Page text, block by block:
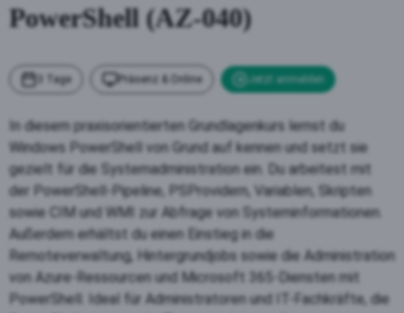
PowerShell (AZ-040)
3 Tage Präsenz & Online Jetzt anmelden
In diesem praxisorientierten Grundlagenkurs lernst du
Windows PowerShell von Grund auf kennen und setzt sie
gezielt für die Systemadministration ein. Du arbeitest mit
der PowerShell-Pipeline, PSProvidern, Variablen, Skripten
sowie CIM und WMI zur Abfrage von Systeminformationen.
Außerdem erhältst du einen Einstieg in die
Remoteverwaltung, Hintergrundjobs sowie die Administration
von Azure-Ressourcen und Microsoft 365-Diensten mit
PowerShell. Ideal für Administratoren und IT-Fachkräfte, die